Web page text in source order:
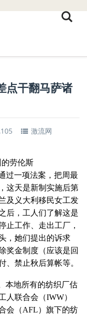
点干翻马萨诸
激流网
的劳伦斯
过一项法案，把周最
这天是新制实施后第
及义大利移民女工发
后，工人们了解这是
止工作、走出工厂，
，她们提出的诉求
奖金制度（应该是回
、禁止秋后算帐等。
本地所有的纺织厂估
人联合会（IWW）
会（AFL）旗下的纺